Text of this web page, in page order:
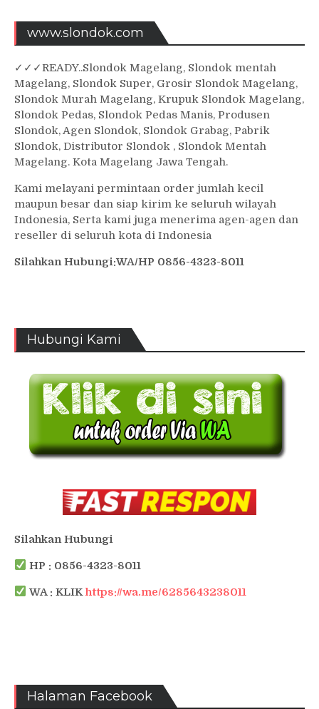
www.slondok.com
✓ ✓✓READY..Slondok Magelang, Slondok mentah
Magelang, Slondok Super, Grosir Slondok Magelang,
Slondok Murah Magelang, Krupuk Slondok Magelang,
Slondok Pedas, Slondok Pedas Manis, Produsen
Slondok, Agen Slondok, Slondok Grabag, Pabrik
Slondok, Distributor Slondok , Slondok Mentah
Magelang. Kota Magelang Jawa Tengah.
Kami melayani permintaan order jumlah kecil
maupun besar dan siap kirim ke seluruh wilayah
Indonesia, Serta kami juga menerima agen-agen dan
reseller di seluruh kota di Indonesia
Silahkan Hubungi:WA/HP 0856-4323-8011
Hubungi Kami
Silahkan Hubungi
HP : 0856-4323-8011
WA : KLIKhttps://wa.me/6285643238011
Halaman Facebook